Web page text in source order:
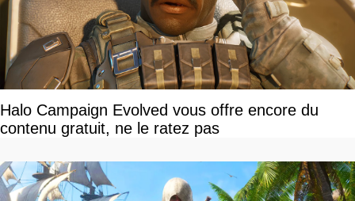
Halo Campaign Evolved vous offre encore du
contenu gratuit, ne le ratez pas